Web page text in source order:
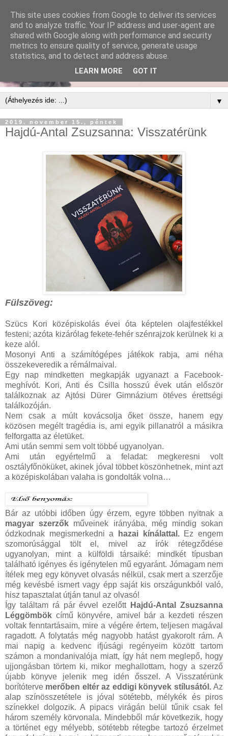
▼
2019. november 15., péntek
Hajdú-Antal Zsuzsanna: Visszatérünk
Fülszöveg:
Szücs Kori középiskolás évei óta képtelen olajfestékkel
festeni; azóta kizárólag fekete-fehér szénrajzok kerülnek ki a
keze alól.
Mosonyi Anti a számítógépes játékok rabja, ami néha
összekeveredik a rémálmaival.
Egy nap mindketten megkapják ugyanazt a Facebook-
meghívót. Kori, Anti és Csilla hosszú évek után először
találkoznak az Ajtósi Dürer Gimnázium ötéves érettségi
találkozóján.
Nem csak a múlt kovácsolja őket össze, hanem egy
közösen megélt tragédia is, ami egyik pillanatról a másikra
felforgatta az életüket.
Ami után semmi sem volt többé ugyanolyan.
Ami után egyértelmű a feladat: megkeresni volt
osztályfőnöküket, akinek jóval többet köszönhetnek, mint azt
a középiskolában valaha is gondolták volna…
Bár az utóbbi időben úgy érzem, egyre többen nyitnak a
magyar szerzők műveinek irányába, még mindig sokan
ódzkodnak megismerkedni a
hazai kínálattal. Ez engem
szomorúsággal tölt el, mivel az írók rétegződése
ugyanolyan, mint a külföldi társaiké: mindkét típusban
található igényes és igénytelen mű egyaránt. Jómagam nem
ítélek meg egy könyvet olvasás nélkül, csak mert a szerzője
még kevésbé ismert vagy épp saját kis országunkból való,
hisz tapasztalat útján tanul az olvasó!
Így találtam rá pár évvel ezelőttHajdú-Antal Zsuzsanna
Léggömbök című könyvére, amivel bár a kezdeti részen
voltak fenntartásaim, mire a végére értem, teljesen magával
ragadott. A folytatás még nagyobb hatást gyakorolt rám. A
mai napig a kedvenc ifjúsági regényeim között tartom
számon a mondanivalója miatt, így hát nem meglepő, hogy
ujjongásban törtem ki, mikor meghallottam, hogy a szerző
újabb könyve jelenik meg idén ősszel. A Visszatérünk
borítóterve merőben eltér az eddigi könyvek stílusától.Az
alap színösszetétele is jóval sötétebb, mélykék és piros
színekkel dolgozik. A pipacs virágán belül tűnik csak fel
három személy körvonala. Mindebből már következik, hogy
a történet egy mélyebb, sötétebb rétegbe tartozó érzelmet
This site uses cookies from Google to deliver its services
and to analyze traffic. Your IP address and user-agent are
shared with Google along with performance and security
metrics to ensure quality of service, generate usage
statistics, and to detect and address abuse.
LEARN MORE GOT IT